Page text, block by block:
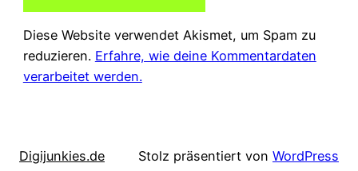
Diese Website verwendet Akismet, um Spam zu
reduzieren. Erfahre, wie deine Kommentardaten
verarbeitet werden.
Digijunkies.de Stolz präsentiert von WordPress